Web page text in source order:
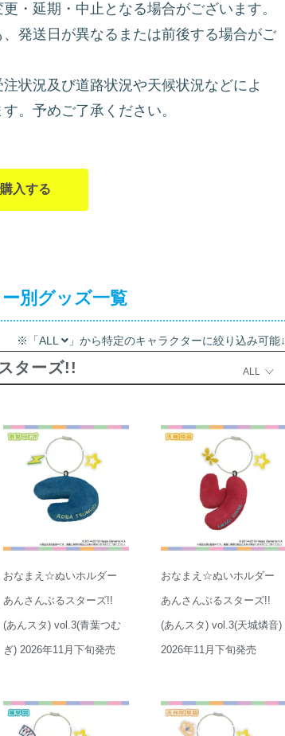
・延期・中止となる場合がございます。
発送日が異なるまたは前後する場合がご
状況及び道路状況や天候状況などによ
。予めご了承ください。
入する
別グッズ一覧
※「ALL 」から特定のキャラクターに絞り込み可能↓
ターズ!! ALL
おなまえ☆ぬいホルダー
あんさんぶるスターズ!!
(あんスタ) vol.3(青葉つむ
ぎ) 2026年11月下旬発売
おなまえ☆ぬいホルダー
あんさんぶるスターズ!!
(あんスタ) vol.3(天城燐音)
2026年11月下旬発売